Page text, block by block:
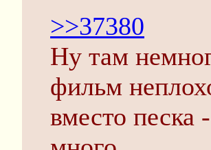
>>37380
Ну там
фильм
вместо песка